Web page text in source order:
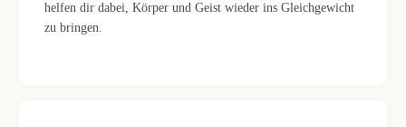
helfen dir dabei, Körper und Geist wieder ins Gleichgewicht
zu bringen.